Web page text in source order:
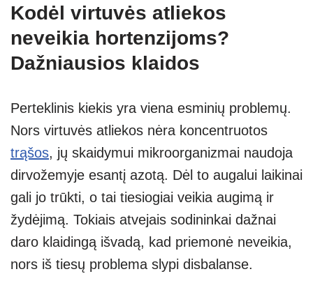
Kodėl virtuvės atliekos
neveikia hortenzijoms?
Dažniausios klaidos
Perteklinis kiekis yra viena esminių problemų.
Nors virtuvės atliekos nėra koncentruotos
trąšos, jų skaidymui mikroorganizmai naudoja
dirvožemyje esantį azotą. Dėl to augalui laikinai
gali jo trūkti, o tai tiesiogiai veikia augimą ir
žydėjimą. Tokiais atvejais sodininkai dažnai
daro klaidingą išvadą, kad priemonė neveikia,
nors iš tiesų problema slypi disbalanse.